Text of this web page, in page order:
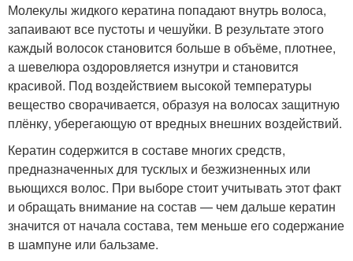
Молекулы жидкого кератина попадают внутрь волоса,
запаивают все пустоты и чешуйки. В результате этого
каждый волосок становится больше в объёме, плотнее,
а шевелюра оздоровляется изнутри и становится
красивой. Под воздействием высокой температуры
вещество сворачивается, образуя на волосах защитную
плёнку, уберегающую от вредных внешних воздействий.
Кератин содержится в составе многих средств,
предназначенных для тусклых и безжизненных или
вьющихся волос. При выборе стоит учитывать этот факт
и обращать внимание на состав — чем дальше кератин
значится от начала состава, тем меньше его содержание
в шампуне или бальзаме.